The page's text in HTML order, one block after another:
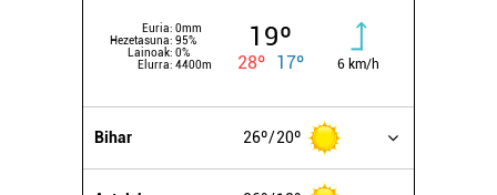
Euria: 0mm
Hezetasuna: 95%
Lainoak: 0%
Elurra: 4400m
19º
28º 17º 6 km/h
Bihar 26º 20º